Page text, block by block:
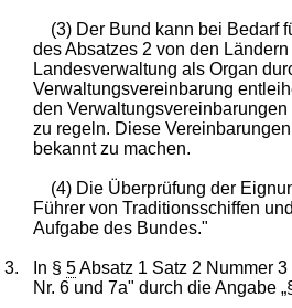
(3) Der Bund kann bei Bedarf
des Absatzes 2 von den
Landesverwaltung als Organ
Verwaltungsvereinbarung
den
zu regeln. Diese
bekannt zu machen.
(4) Die Überprüfung der
Führer von Traditionsschiffen
Aufgabe des Bundes."
3. In §5Absatz 1 Satz 2 Nummer 3
Nr. 6 und 7a" durch die Angabe